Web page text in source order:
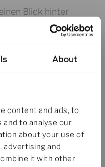
About
content and ads, to
and to analyse our
about your use of
advertising and
it with other
Blick hinter
Marktführers